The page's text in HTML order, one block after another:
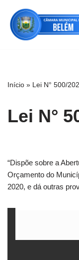
Pular
para
Início » Lei N° 500/
Lei N°
“Dispõe sobre a
Orçamento do
2020, e dá outras